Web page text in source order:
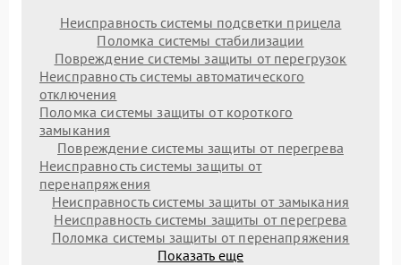
Неисправность системы подсветки прицела
Поломка системы стабилизации
Повреждение системы защиты от перегрузок
Неисправность системы автоматического
отключения
Поломка системы защиты от короткого
замыкания
Повреждение системы защиты от перегрева
Неисправность системы защиты от
перенапряжения
Неисправность системы защиты от замыкания
Неисправность системы защиты от перегрева
Поломка системы защиты от перенапряжения
Показать еще